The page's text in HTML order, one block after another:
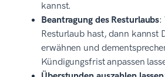
kannst.
Beantragung des Resturlaubs:
Resturlaub hast, dann kannst
erwähnen und
Kündigungsfrist anpassen